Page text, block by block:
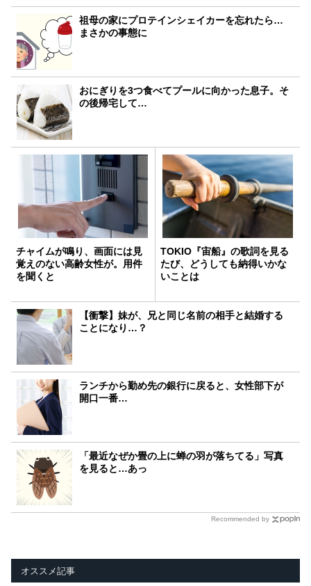
祖母の家にプロテインシェイカーを忘れたら…
まさかの事態に
おにぎりを3つ食べてプールに向かった息子。そ
の後帰宅して…
チャイムが鳴り、画面には見
覚えのない高齢女性が。用件
を聞くと
TOKIO『宙船』の歌詞を見る
たび、どうしても納得いかな
いことは
【衝撃】妹が、兄と同じ名前の相手と結婚する
ことになり…？
ランチから勤め先の銀行に戻ると、女性部下が
開口一番…
「最近なぜか畳の上に蝉の羽が落ちてる」写真
を見ると…あっ
Recommended by
オススメ記事